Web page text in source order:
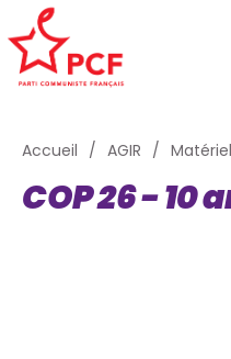
Accueil AGIR
COP 26 - 10